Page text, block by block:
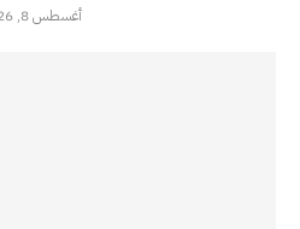
أغسطس 8, 2026